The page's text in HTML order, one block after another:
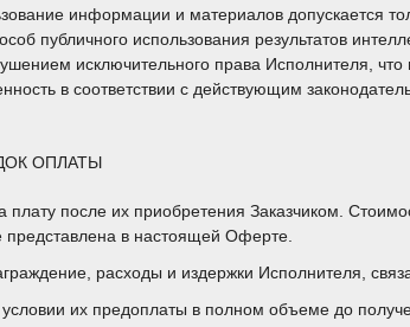
информации и материалов допускается
публичного использования результатов
исключительного права Исполнителя, что
в соответствии с действующим
ОПЛАТЫ
плату после их приобретения Заказчиком.
представлена в настоящей Оферте.
расходы и издержки Исполнителя,
их предоплаты в полном объеме до